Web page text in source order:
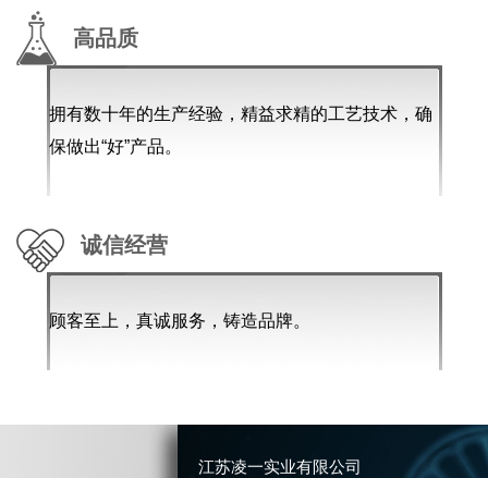
高品质
拥有数十年的生产经验，精益求精的工艺技术，确
保做出“好”产品。
诚信经营
顾客至上，真诚服务，铸造品牌。
江苏凌一实业有限公司